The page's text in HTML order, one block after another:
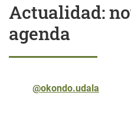
Actualidad:
agenda
@okondo.udala